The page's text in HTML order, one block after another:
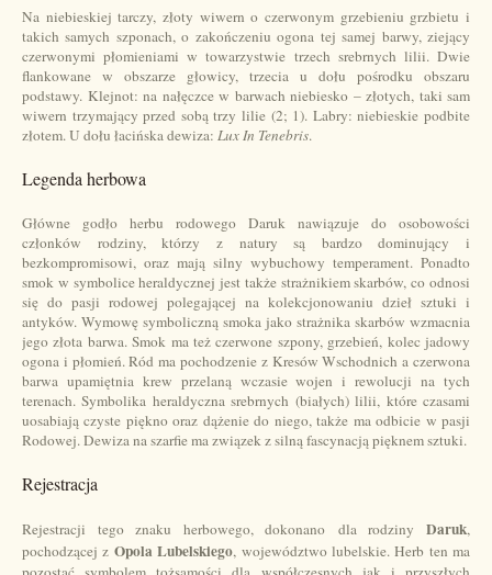
Na niebieskiej tarczy, złoty wiwern o czerwonym grzebieniu grzbietu i
takich samych szponach, o zakończeniu ogona tej samej barwy, ziejący
czerwonymi płomieniami w towarzystwie trzech srebrnych lilii. Dwie
flankowane w obszarze głowicy, trzecia u dołu pośrodku obszaru
podstawy. Klejnot: na nałęczce w barwach niebiesko – złotych, taki sam
wiwern trzymający przed sobą trzy lilie (2; 1). Labry: niebieskie podbite
złotem. U dołu łacińska dewiza: Lux In Tenebris.
Legenda herbowa
Główne godło herbu rodowego Daruk nawiązuje do osobowości
członków rodziny, którzy z natury są bardzo dominujący i
bezkompromisowi, oraz mają silny wybuchowy temperament. Ponadto
smok w symbolice heraldycznej jest także strażnikiem skarbów, co odnosi
się do pasji rodowej polegającej na kolekcjonowaniu dzieł sztuki i
antyków. Wymowę symboliczną smoka jako strażnika skarbów wzmacnia
jego złota barwa. Smok ma też czerwone szpony, grzebień, kolec jadowy
ogona i płomień. Ród ma pochodzenie z Kresów Wschodnich a czerwona
barwa upamiętnia krew przelaną wczasie wojen i rewolucji na tych
terenach. Symbolika heraldyczna srebrnych (białych) lilii, które czasami
uosabiają czyste piękno oraz dążenie do niego, także ma odbicie w pasji
Rodowej. Dewiza na szarfie ma związek z silną fascynacją pięknem sztuki.
Rejestracja
Rejestracji tego znaku herbowego, dokonano dla rodzinyDaruk,
pochodzącej z Opola Lubelskiego, województwo lubelskie. Herb ten ma